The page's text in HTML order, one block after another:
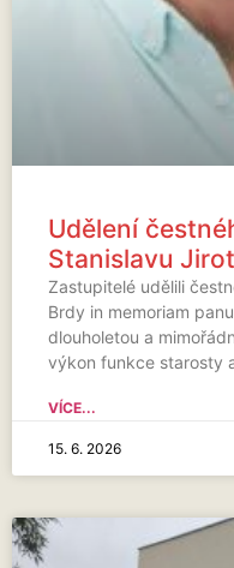
Udělení
Stanislavu
Zastupitelé udělili
Brdy in memoriam
dlouholetou a
výkon funkce starosty
VÍCE...
15. 6. 2026